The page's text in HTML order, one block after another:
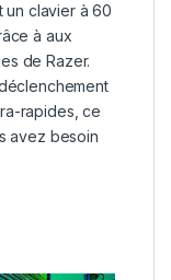
un clavier à 60
à aux
de Razer.
rapides, ce
avez besoin